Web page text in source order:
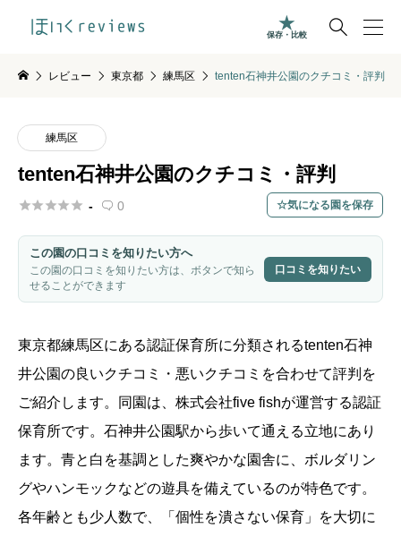

保存・比較
レビュー 東京都 練馬区 tenten石神井公園のクチコミ・評判
練馬区
tenten石神井公園のクチコミ・評判
 -  0 気になる園を保存
この園の口コミを知りたい方へ
この園の口コミを知りたい方は、ボタンで知ら
せることができます
口コミを知りたい
東京都練馬区にある認証保育所に分類されるtenten石神
井公園の良いクチコミ・悪いクチコミを合わせて評判を
ご紹介します。同園は、株式会社five fishが運営する認証
保育所です。石神井公園駅から歩いて通える立地にあり
ます。青と白を基調とした爽やかな園舎に、ボルダリン
グやハンモックなどの遊具を備えているのが特色です。
各年齢とも少人数で、「個性を潰さない保育」を大切に